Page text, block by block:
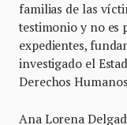
familias de las
testimonio y no es
expedientes,
investigado el
Derechos
Ana Lorena